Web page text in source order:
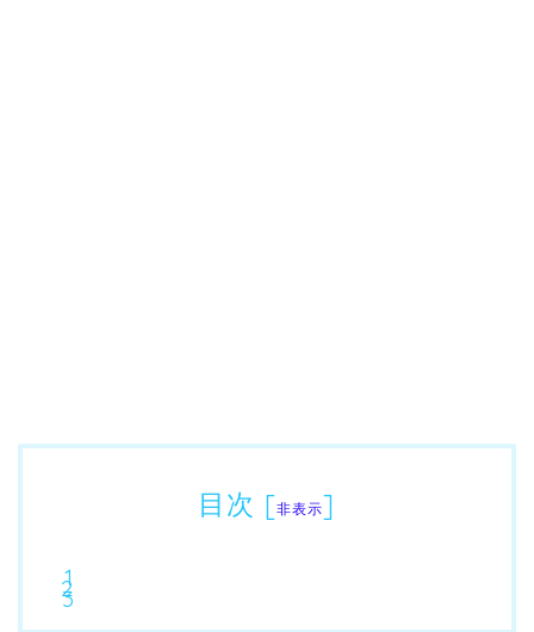
目次 [非表示]